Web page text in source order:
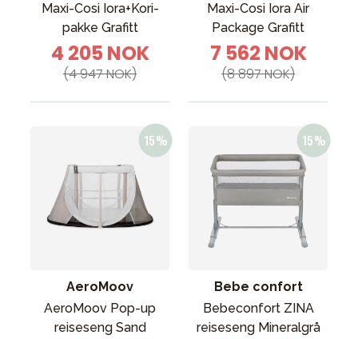
Maxi-Cosi Iora+Kori-
pakke Grafitt
4 205 NOK
(4 947 NOK)
Maxi-Cosi Iora Air
Package Grafitt
7 562 NOK
(8 897 NOK)
AeroMoov
AeroMoov Pop-up
reiseseng Sand
Bebe confort
Bebeconfort ZINA
reiseseng Mineralgrå